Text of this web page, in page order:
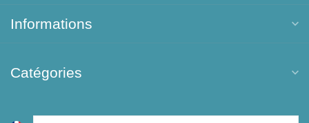
Informations
Catégories